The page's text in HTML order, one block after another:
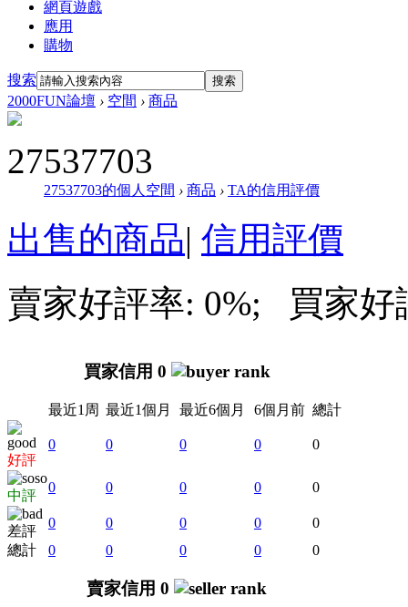
網頁遊戲
應用
購物
搜索 搜索
2000FUN論壇 › 空間 › 商品
27537703
27537703的個人空間 › 商品 › TA的信用評價
出售的商品| 信用評價
賣家好評率: 0%; 買家好
買家信用 0
最近1周 最近1個月 最近6個月 6個月前 總計
好評
0 0 0 0 0
中評
0 0 0 0 0
差評
0 0 0 0
0
總計
0 0 0 0 0
賣家信用 0